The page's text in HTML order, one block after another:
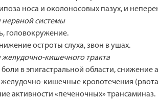
носа и околоносовых пазух, и
системы
головокружение.
остроты слуха, звон в ушах.
кишечного тракта
в эпигастральной области, снижение
кишечные кровотечения
активности «печеночных» трансаминаз.